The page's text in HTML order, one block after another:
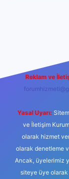
Reklam ve
Yasal Uyarı:
ve İletişim
olarak hizmet
olarak denetleme
Ancak, üyelerimiz
siteye üye olarak